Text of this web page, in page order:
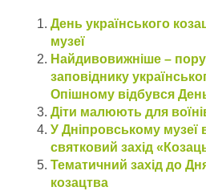
День українського
музеї
Найдивовижніше –
заповіднику
Опішному відбувся
Діти малюють для
У Дніпровському музеї
святковий захід
Тематичний захід до
козацтва